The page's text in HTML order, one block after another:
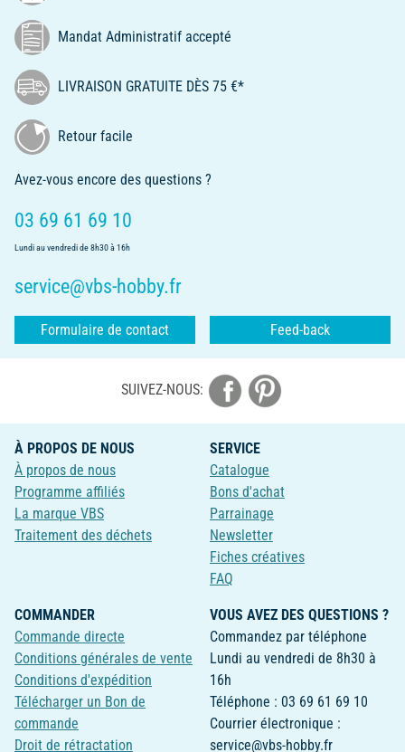
Mandat Administratif accepté
LIVRAISON GRATUITE DÈS 75 €*
Retour facile
Avez-vous encore des questions ?
03 69 61 69 10
Lundi au vendredi de 8h30 à 16h
service@vbs-hobby.fr
Formulaire de contact Feed-back
SUIVEZ-NOUS:
À PROPOS DE NOUS
À propos de nous
Programme affiliés
La marque VBS
Traitement des déchets
SERVICE
Catalogue
Bons d'achat
Parrainage
Newsletter
Fiches créatives
FAQ
COMMANDER
Commande directe
Conditions générales de vente
Conditions d'expédition
Télécharger un Bon de
commande
Droit de rétractation
VOUS AVEZ DES QUESTIONS ?
Commandez par téléphone
Lundi au vendredi de 8h30 à
16h
Téléphone : 03 69 61 69 10
Courrier électronique :
service@vbs-hobby.fr